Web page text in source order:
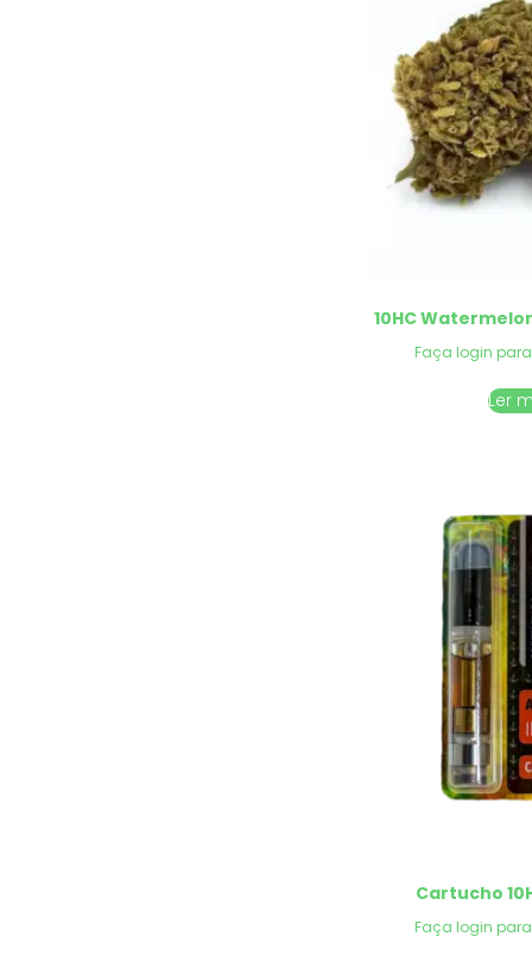
10HC
Faça login
Ler
Cartucho
Faça login